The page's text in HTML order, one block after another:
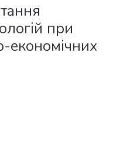
при
економічних